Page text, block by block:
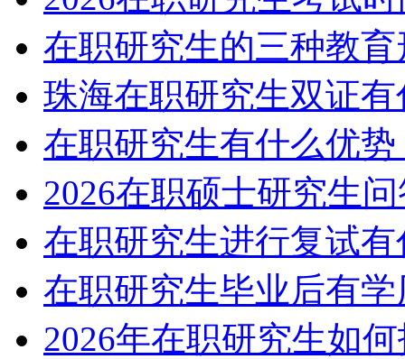
在职研究生的三种教
珠海在职研究生双证
在职研究生有什么优势
2026在职硕士研究生
在职研究生进行复试
在职研究生毕业后有
2026年在职研究生如